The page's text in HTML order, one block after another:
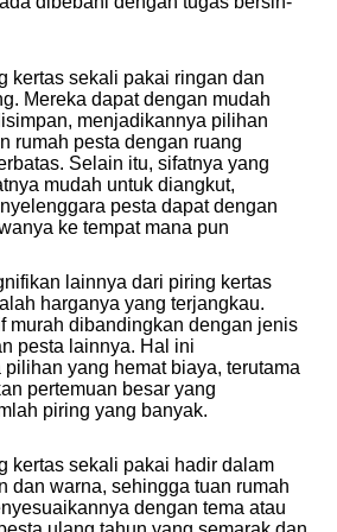
kertas sekali pakai ringan dan
Mereka dapat dengan mudah
menjadikannya pilihan
rumah pesta dengan ruang
Selain itu, sifatnya yang
mudah untuk diangkut,
pesta dapat dengan
ke tempat mana pun
lainnya dari piring kertas
harganya yang terjangkau.
murah dibandingkan dengan jenis
pesta lainnya. Hal ini
yang hemat biaya, terutama
pertemuan besar yang
piring yang banyak.
kertas sekali pakai hadir dalam
dan warna, sehingga tuan rumah
dengan tema atau